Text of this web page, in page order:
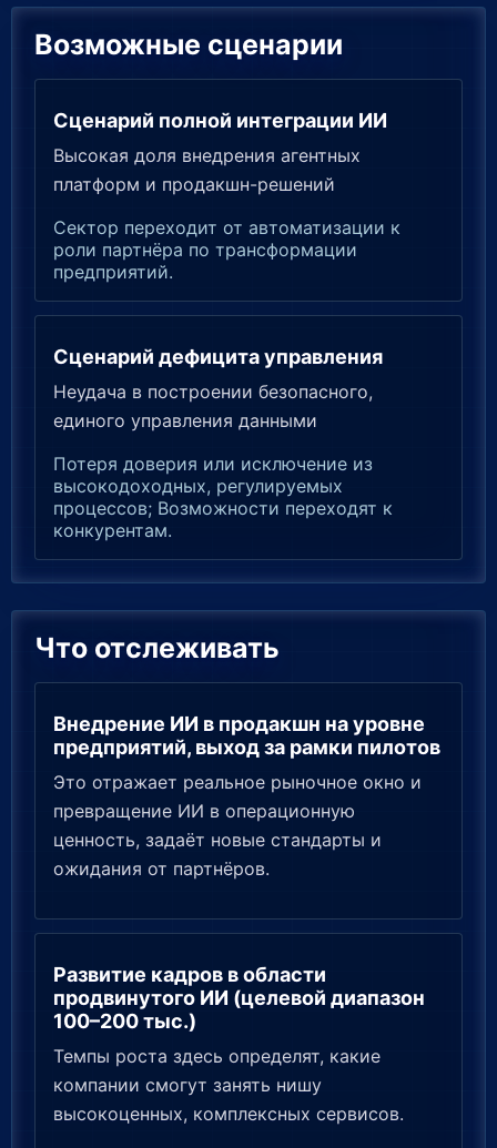
Возможные сценарии
Сценарий полной интеграции ИИ
Высокая доля внедрения агентных
платформ и продакшн-решений
Сектор переходит от автоматизации к
роли партнёра по трансформации
предприятий.
Сценарий дефицита управления
Неудача в построении безопасного,
единого управления данными
Потеря доверия или исключение из
высокодоходных, регулируемых
процессов; Возможности переходят к
конкурентам.
Что отслеживать
Внедрение ИИ в продакшн на уровне
предприятий, выход за рамки пилотов
Это отражает реальное рыночное окно и
превращение ИИ в операционную
ценность, задаёт новые стандарты и
ожидания от партнёров.
Развитие кадров в области
продвинутого ИИ (целевой диапазон
100–200 тыс.)
Темпы роста здесь определят, какие
компании смогут занять нишу
высокоценных, комплексных сервисов.